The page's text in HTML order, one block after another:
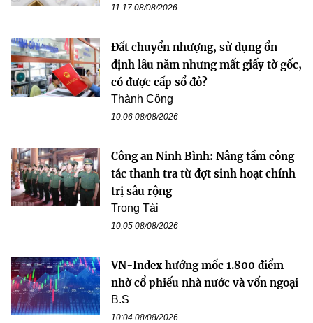
11:17 08/08/2026
Đất chuyển nhượng, sử dụng ổn
định lâu năm nhưng mất giấy tờ gốc,
có được cấp sổ đỏ?
Thành Công
10:06 08/08/2026
Công an Ninh Bình: Nâng tầm công
tác thanh tra từ đợt sinh hoạt chính
trị sâu rộng
Trọng Tài
10:05 08/08/2026
VN-Index hướng mốc 1.800 điểm
nhờ cổ phiếu nhà nước và vốn ngoại
B.S
10:04 08/08/2026